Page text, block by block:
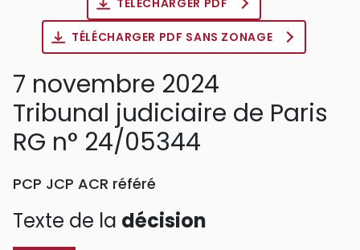
TÉLÉCHARGER PDF SANS ZONAGE
7 novembre 2024
Tribunal judiciaire de Paris
RG n° 24/05344
PCP JCP ACR référé
Texte de la décision